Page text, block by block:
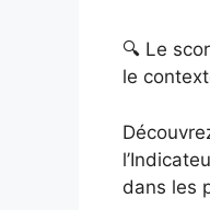
🔍 Le
le
dans les